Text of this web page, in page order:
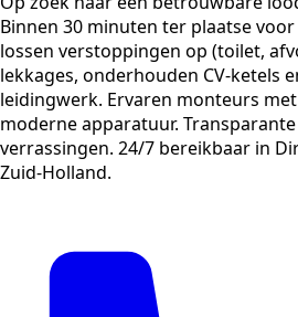
Binnen 30 minuten ter plaatse
lossen verstoppingen op (toilet,
lekkages, onderhouden CV-ketels
leidingwerk. Ervaren monteurs
moderne apparatuur.
verrassingen. 24/7 bereikbaar in
Zuid-Holland.